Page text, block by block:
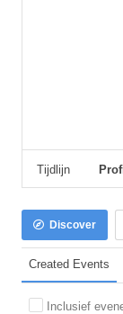
Tijdlijn
Discover
Created Events
Inclusief